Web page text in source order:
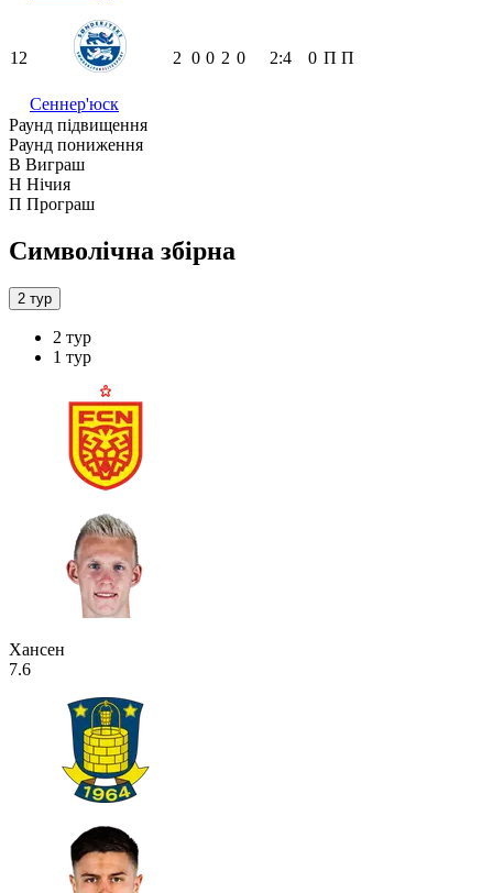
12
Сеннер'юск
2 0 0 2 0 2:4 0 П П
Раунд підвищення
Раунд пониження
В Виграш
Н Нічия
П Програш
Символічна збірна
2 тур
2 тур
1 тур
Хансен
7.6